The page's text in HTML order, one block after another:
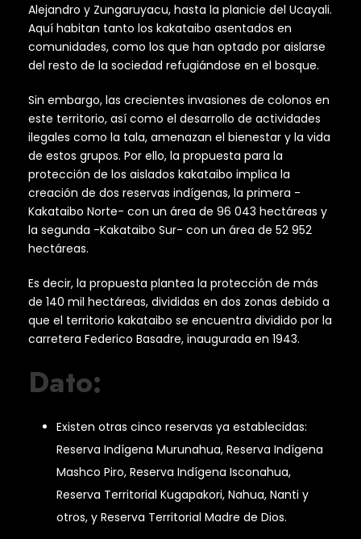
Alejandro y Zungaruyacu, hasta la planicie del Ucayali.
Aquí habitan tanto los kakataibo asentados en
comunidades, como los que han optado por aislarse
del resto de la sociedad refugiándose en el bosque.
Sin embargo, las crecientes invasiones de colonos en
este territorio, así como el desarrollo de actividades
ilegales como la tala, amenazan el bienestar y la vida
de estos grupos. Por ello, la propuesta para la
protección de los aislados kakataibo implica la
creación de dos reservas indígenas, la primera -
Kakataibo Norte- con un área de 96 043 hectáreas y
la segunda -Kakataibo Sur- con un área de 52 952
hectáreas.
Es decir, la propuesta plantea la protección de más
de 140 mil hectáreas, divididas en dos zonas debido a
que el territorio kakataibo se encuentra dividido por la
carretera Federico Basadre, inaugurada en 1943.
Dato:
Existen otras cinco reservas ya establecidas:
Reserva Indígena Murunahua, Reserva Indígena
Mashco Piro, Reserva Indígena Isconahua,
Reserva Territorial Kugapakori, Nahua, Nanti y
otros, y Reserva Territorial Madre de Dios.